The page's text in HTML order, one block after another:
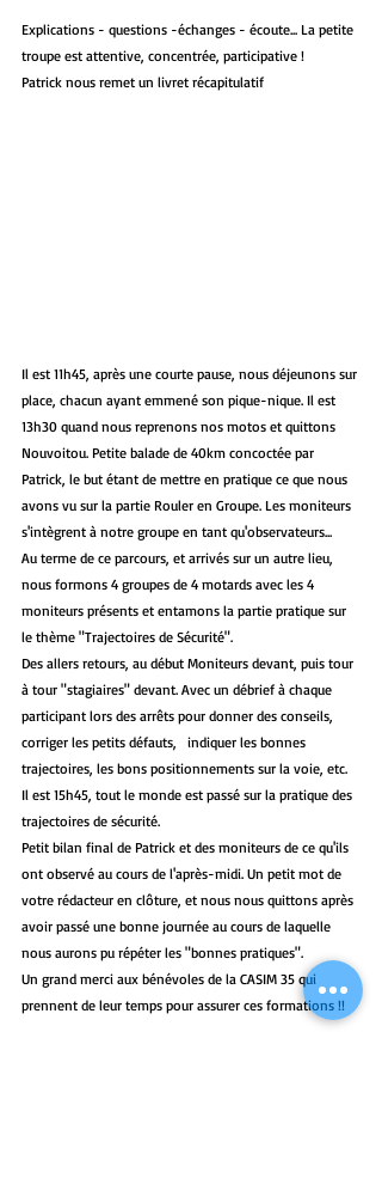
Explications - questions -échanges - écoute... La petite
troupe est attentive, concentrée, participative !
Patrick nous remet un livret récapitulatif
Il est 11h45, après une courte pause, nous déjeunons sur
place, chacun ayant emmené son pique-nique. Il est
13h30 quand nous reprenons nos motos et quittons
Nouvoitou. Petite balade de 40km concoctée par
Patrick, le but étant de mettre en pratique ce que nous
avons vu sur la partie Rouler en Groupe. Les moniteurs
s'intègrent à notre groupe en tant qu'observateurs...
Au terme de ce parcours, et arrivés sur un autre lieu,
nous formons 4 groupes de 4 motards avec les 4
moniteurs présents et entamons la partie pratique sur
le thème "Trajectoires de Sécurité".
Des allers retours, au début Moniteurs devant, puis tour
à tour "stagiaires" devant. Avec un débrief à chaque
participant lors des arrêts pour donner des conseils,
corriger les petits défauts,   indiquer les bonnes
trajectoires, les bons positionnements sur la voie, etc.
Il est 15h45, tout le monde est passé sur la pratique des
trajectoires de sécurité.
Petit bilan final de Patrick et des moniteurs de ce qu'ils
ont observé au cours de l'après-midi. Un petit mot de
votre rédacteur en clôture, et nous nous quittons après
avoir passé une bonne journée au cours de laquelle
nous aurons pu répéter les "bonnes pratiques".
Un grand merci aux bénévoles de la CASIM 35 qui
prennent de leur temps pour assurer ces formations !!